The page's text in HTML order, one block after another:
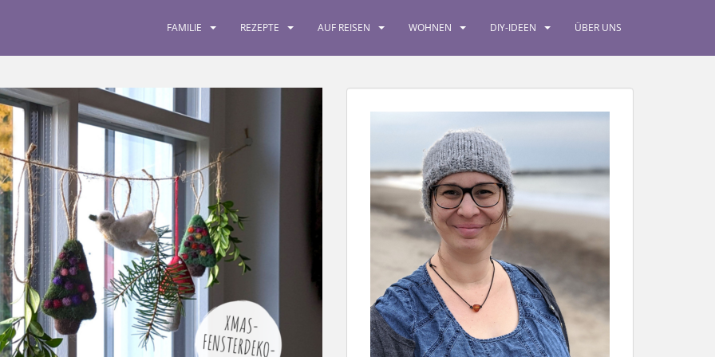
FAMILIE REZEPTE AUF REISEN WOHNEN DIY-IDEEN ÜBER UNS